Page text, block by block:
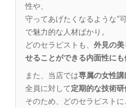
性や、
守ってあげたくなるような“
で魅力的な人材ばかり。
どのセラピストも、外見の
せることができる内面性にも
また、当店では専属の女性講
全員に対して定期的な技術
そのため、どのセラピスト